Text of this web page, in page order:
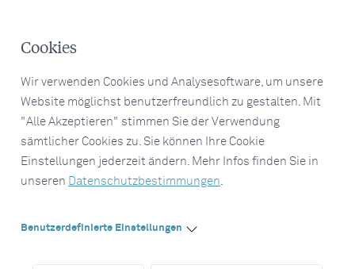
Cookies
Wir verwenden Cookies und Analysesoftware, um unsere
Website möglichst benutzerfreundlich zu gestalten. Mit
"Alle Akzeptieren" stimmen Sie der Verwendung
sämtlicher Cookies zu. Sie können Ihre Cookie
Einstellungen jederzeit ändern. Mehr Infos finden Sie in
unseren Datenschutzbestimmungen.
Benutzerdefinierte Einstellungen